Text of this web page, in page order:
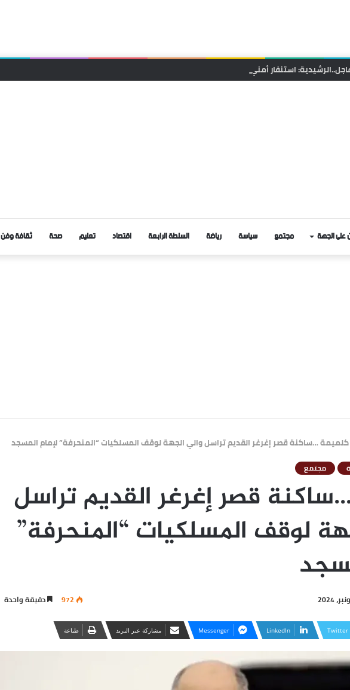
استنفار أمني بعد العثور على جثة رجل معلقة بحبل داخل غابة تاركة القديمة
على الجهة مجتمع سياسة رياضة السلطة الرابعة اقتصاد تعليم صحة ثقافة وفن
كلميمة …ساكنة قصر إغرغر القديم تراسل والي الجهة لوقف المسلكيات “المنحرفة” لإمام المسجد
مجتمع
قصر إغرغر القديم تراسل
لوقف المسلكيات “المنحرفة”
972 دقيقة واحدة
Twitter
LinkedIn
Messenger مشاركة عبر البريد طباعة